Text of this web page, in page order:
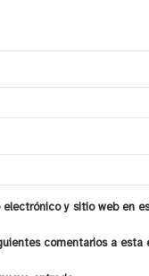
electrónico y sitio web en
comentarios a esta